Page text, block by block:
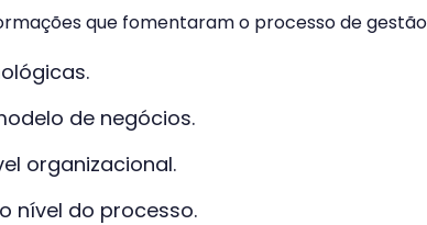
que fomentaram o processo de
de negócios.
organizacional.
nível do processo.